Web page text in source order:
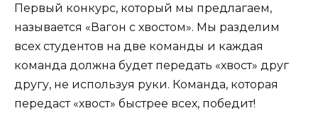
Первый конкурс, который мы предлагаем,
называется «Вагон с хвостом». Мы разделим
всех студентов на две команды и каждая
команда должна будет передать «хвост» друг
другу, не используя руки. Команда, которая
передаст «хвост» быстрее всех, победит!